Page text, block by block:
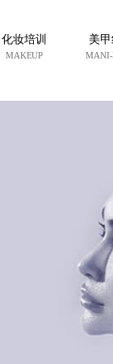
化妆培训
MAKEUP
美
MANI-